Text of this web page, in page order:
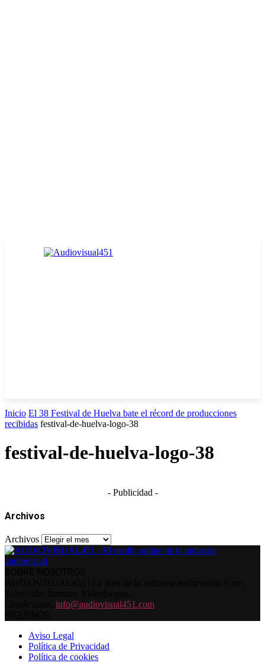
Inicio El 38 Festival de Huelva bate el récord de producciones
recibidas festival-de-huelva-logo-38
festival-de-huelva-logo-38
- Publicidad -
Archivos
Archivos
info@audiovisual451.com
Aviso Legal
Política de Privacidad
Política de cookies